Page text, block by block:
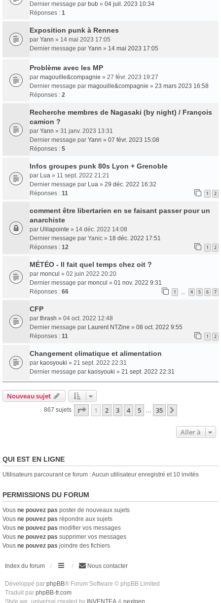
Dernier message par bub » 04 juil. 2023 10:34
Réponses : 1
Exposition punk à Rennes
par Yann » 14 mai 2023 17:05
Dernier message par Yann » 14 mai 2023 17:05
Problème avec les MP
par magouille&compagnie » 27 févr. 2023 19:27
Dernier message par magouille&compagnie » 23 mars 2023 16:58
Réponses : 2
Recherche membres de Nagasaki (by night) / François
camion ?
par Yann » 31 janv. 2023 13:31
Dernier message par Yann » 07 févr. 2023 15:08
Réponses : 5
Infos groupes punk 80s Lyon + Grenoble
par Lua » 11 sept. 2022 21:21
Dernier message par Lua » 29 déc. 2022 16:32
Réponses : 11 1 2
comment être libertarien en se faisant passer pour un
anarchiste
par Ulilapointe » 14 déc. 2022 14:08
Dernier message par Yanic » 18 déc. 2022 17:51
Réponses : 12 1 2
MÉTÉO - Il fait quel temps chez oit ?
par moncul » 02 juin 2022 20:20
Dernier message par moncul » 01 nov. 2022 9:31
Réponses : 66 1 4 5 6 7
CFP
par thrash » 04 oct. 2022 12:48
Dernier message par Laurent NTZine » 08 oct. 2022 9:55
Réponses : 11 1 2
Changement climatique et alimentation
par kaosyouki » 21 sept. 2022 22:31
Dernier message par kaosyouki » 21 sept. 2022 22:31
Nouveau sujet
867 sujets Page 1sur35
1 2 3 4 5 … 35
Aller à
QUI EST EN LIGNE
Utilisateurs parcourant ce forum : Aucun utilisateur enregistré et 10 invités
PERMISSIONS DU FORUM
Vous ne pouvez pas poster de nouveaux sujets
Vous ne pouvez pas répondre aux sujets
Vous ne pouvez pas modifier vos messages
Vous ne pouvez pas supprimer vos messages
Vous ne pouvez pas joindre des fichiers
Index du forum Nous contacter
Développé par phpBB® Forum Software © phpBB Limited
Traduit par phpBB-fr.com
Style we_universal created by INVENTEA & nextgen